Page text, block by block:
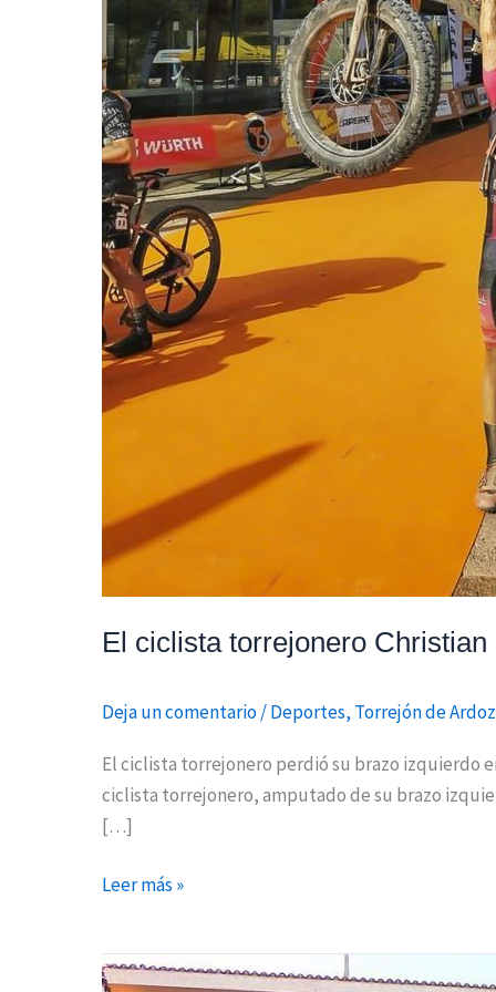
El ciclista torrejonero
Deja un comentario/Deportes, Torrejón de Ardoz
El ciclista torrejonero perdió su brazo izquierdo
ciclista torrejonero, amputado de su brazo
[…]
Leer más »
Las